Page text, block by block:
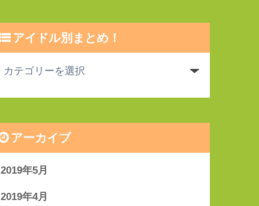
アイドル別まとめ！
アーカイブ
2019年5月
2019年4月